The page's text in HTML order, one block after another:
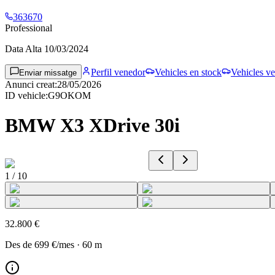
363670
Professional
Data Alta 10/03/2024
Enviar missatge Perfil venedor Vehicles en stock
Vehicles
Anunci creat:28/05/2026
ID vehicle:G9OKOM
BMW X3 XDrive 30i
1 / 10
32.800 €
Des de 699 €/mes · 60 m